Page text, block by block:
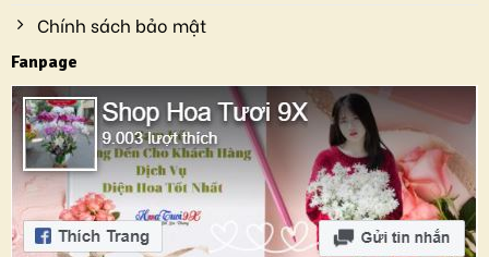
Chính sách bảo mật
Fanpage